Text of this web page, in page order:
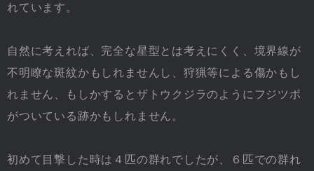
れています。
自然に考えれば、完全な星型とは考えにくく、境界線が
不明瞭な斑紋かもしれませんし、狩猟等による傷かもし
れません、もしかするとザトウクジラのようにフジツボ
がついている跡かもしれません。
初めて目撃した時は４匹の群れでしたが、６匹での群れ